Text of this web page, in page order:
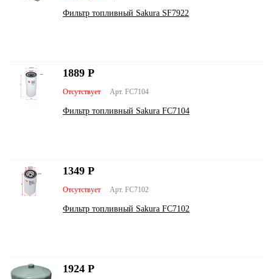
Фильтр топливный Sakura SF7922
Арт. FC7104
Отсутствует
Фильтр топливный Sakura FC7104
1889 Р
Арт. FC7102
Отсутствует
Фильтр топливный Sakura FC7102
1349 Р
1924 Р